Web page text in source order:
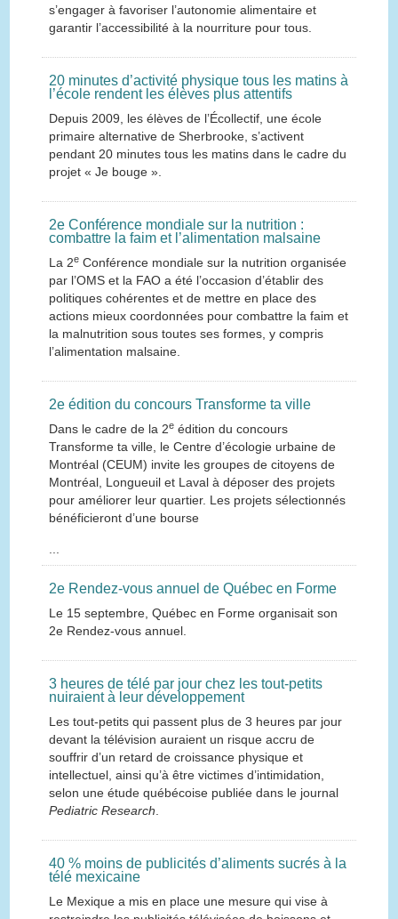
s’engager à favoriser l’autonomie alimentaire et
garantir l’accessibilité à la nourriture pour tous.
20 minutes d’activité physique tous les matins à
l’école rendent les élèves plus attentifs
Depuis 2009, les élèves de l’Écollectif, une école
primaire alternative de Sherbrooke, s’activent
pendant 20 minutes tous les matins dans le cadre du
projet « Je bouge ».
2e Conférence mondiale sur la nutrition :
combattre la faim et l’alimentation malsaine
La 2eConférence mondiale sur la nutrition organisée
par l’OMS et la FAO a été l’occasion d’établir des
politiques cohérentes et de mettre en place des
actions mieux coordonnées pour combattre la faim et
la malnutrition sous toutes ses formes, y compris
l’alimentation malsaine.
2e édition du concours Transforme ta ville
Dans le cadre de la 2eédition du concours
Transforme ta ville, le Centre d’écologie urbaine de
Montréal (CEUM) invite les groupes de citoyens de
Montréal, Longueuil et Laval à déposer des projets
pour améliorer leur quartier. Les projets sélectionnés
bénéficieront d’une bourse
2e Rendez-vous annuel de Québec en Forme
Le 15 septembre, Québec en Forme organisait son
2e Rendez-vous annuel.
3 heures de télé par jour chez les tout-petits
nuiraient à leur développement
Les tout-petits qui passent plus de 3 heures par jour
devant la télévision auraient un risque accru de
souffrir d’un retard de croissance physique et
intellectuel, ainsi qu’à être victimes d’intimidation,
selon une étude québécoise publiée dans le journal
Pediatric Research
40 % moins de publicités d’aliments sucrés à la
télé mexicaine
Le Mexique a mis en place une mesure qui vise à